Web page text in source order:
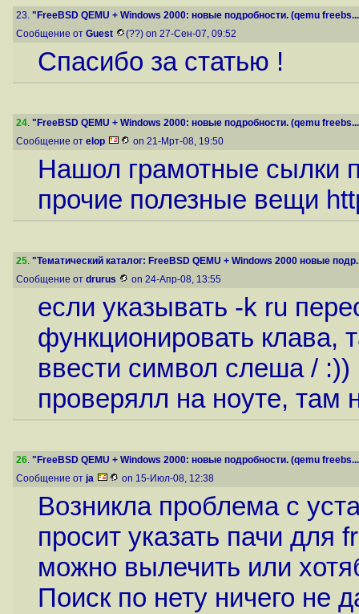
23. "FreeBSD QEMU + Windows 2000: новые подробности. (qemu
Сообщение от Guest (??) on 27-Сен-07, 09:52
Спасибо за статью !
24. "FreeBSD QEMU + Windows 2000: новые подробности. (qemu
Сообщение от elop on 21-Мрт-08, 19:50
Нашол грамотные сылки
прочие полезные вещи
25. "Тематический каталог: FreeBSD QEMU + Windows 2000 новые
Сообщение от drurus on 24-Апр-08, 13:55
если указывать -k ru
функционировать
ввести символ слеша / :))
проверялл на ноуте, там
26. "FreeBSD QEMU + Windows 2000: новые подробности. (qemu
Сообщение от ja on 15-Июл-08, 12:38
Возникла проблема с
просит указать пачи для
можно вылечить или
Поиск по нету ничего не